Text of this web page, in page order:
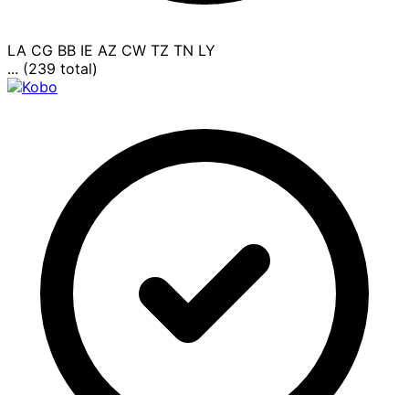
LA CG BB IE AZ CW TZ TN LY
... (239 total)